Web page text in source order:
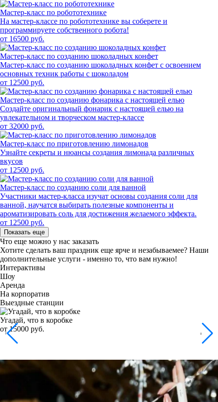
Мастер-класс по робототехнике
На мастер-классе по робототехнике вы соберете и
программируете собственного робота!
от 16500 руб.
Мастер-класс по созданию шоколадных конфет
Мастер-класс по созданию шоколадных конфет с освоением
основных техник работы с шоколадом
от 12500 руб.
Мастер-класс по созданию фонарика с настоящей елью
Создайте оригинальный фонарик с настоящей елью на
увлекательном и творческом мастер-классе
от 32000 руб.
Мастер-класс по приготовлению лимонадов
Узнайте секреты и нюансы создания лимонада различных
вкусов
от 12500 руб.
Мастер-класс по созданию соли для ванной
Участники мастер-класса изучат основы создания соли для
ванной, научатся выбирать полезные компоненты и
ароматизировать соль для достижения желаемого эффекта.
от 12500 руб.
Показать еще
Что еще можно у нас заказать
Хотите сделать ваш праздник еще ярче и незабываемее? Наши
дополнительные услуги - именно то, что вам нужно!
Интерактивы
Шоу
Аренда
На корпоратив
Выездные станции
Угадай, что в коробке
от 15000 руб.